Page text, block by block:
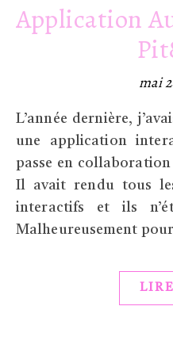
Application
mai
L’année dernière, j’avais réalisé avec mes élèves
une application
passe en
Il avait rendu tous
interactifs et ils
Malheureusement